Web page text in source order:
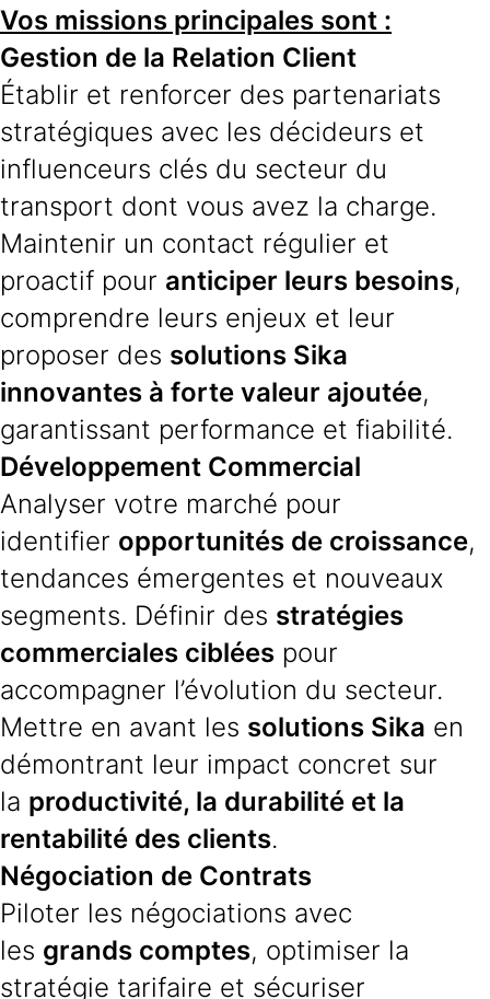
Vos missions principales sont :
Gestion de la Relation Client
Établir et renforcer des partenariats
stratégiques avec les décideurs et
influenceurs clés du secteur du
transport dont vous avez la charge.
Maintenir un contact régulier et
proactif pour anticiper leurs besoins,
comprendre leurs enjeux et leur
proposer des solutions Sika
innovantes à forte valeur ajoutée,
garantissant performance et fiabilité.
Développement Commercial
Analyser votre marché pour
identifier opportunités de croissance,
tendances émergentes et nouveaux
segments. Définir des stratégies
commerciales ciblées pour
accompagner l’évolution du secteur.
Mettre en avant les solutions Sika en
démontrant leur impact concret sur
la productivité, la durabilité et la
rentabilité des clients.
Négociation de Contrats
Piloter les négociations avec
les grands comptes, optimiser la
stratégie tarifaire et sécuriser